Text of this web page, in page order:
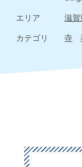
エリア
滋
カテゴリ
寺